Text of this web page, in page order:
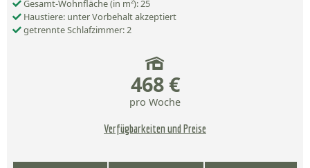
Gesamt-Wohnfläche (in m²): 25
Haustiere: unter Vorbehalt akzeptiert
getrennte Schlafzimmer: 2
468 €
pro Woche
Verfügbarkeiten und Preise